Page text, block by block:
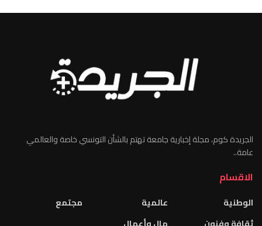
الجريدة كوم، مجلة إخبارية جامعة تهتم بالشأن التونسي خاصة والعالمي
عامة..
الاقسام
الوطنية
عالمية
مجتمع